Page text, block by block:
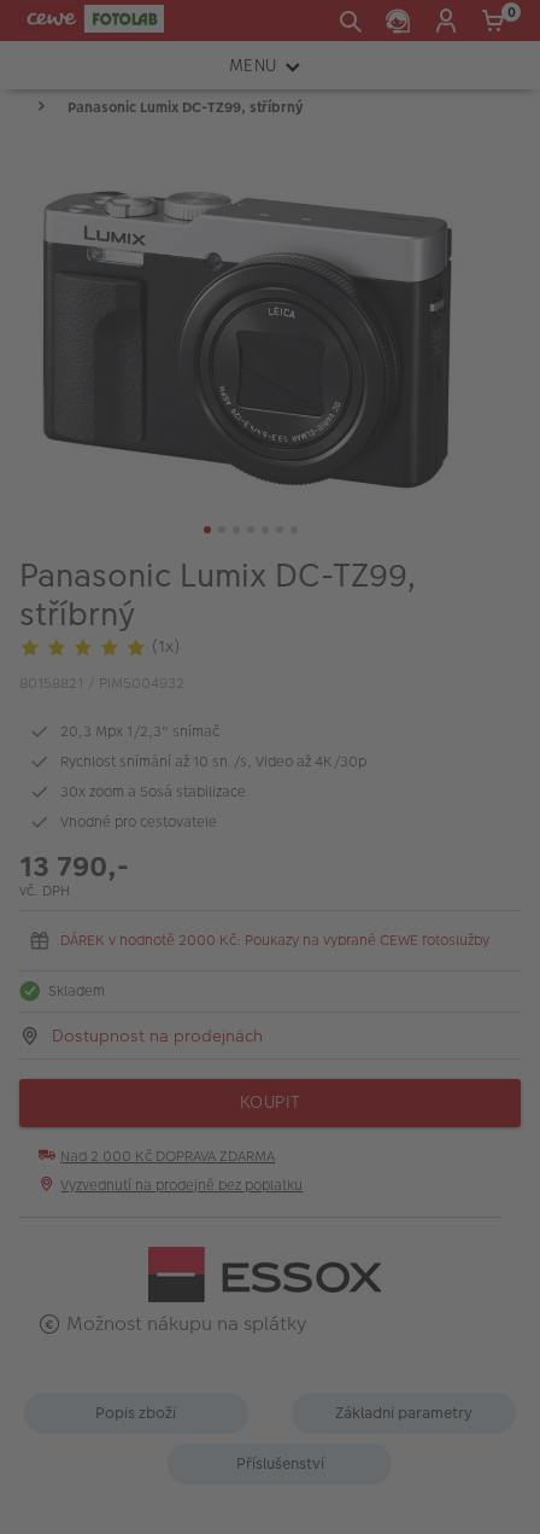
0
MENU
FOTOAPARÁTY
ATELIÉR
INSTAX™
TISKÁRNY A SKENERY
RÁMEČKY
FOTO BAZAR
Akce a slevy
Panasonic Lumix DC-TZ99, stříbrný
Panasonic Lumix DC-TZ99,
stříbrný
(1x)
80158821 / PIM5004932
20,3 Mpx 1/2,3" snímač
Rychlost snímání až 10 sn./s, Video až 4K/30p
30x zoom a 5osá stabilizace
Vhodné pro cestovatele
13 790,-
vč. DPH
DÁREK v hodnotě 2000 Kč: Poukazy na vybrané CEWE fotoslužby
Skladem
Dostupnost na prodejnách
KOUPIT
Nad 2 000 Kč DOPRAVA ZDARMA
Vyzvednutí na prodejně bez poplatku
Možnost nákupu na splátky
Popis zboží Základní parametry
Příslušenství